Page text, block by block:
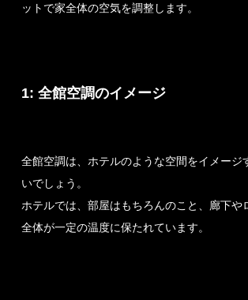
ットで家全体の空気を調整します。
1: 全館空調のイメージ
全館空調は、ホテルのような空間をイメージ
いでしょう。
ホテルでは、部屋はもちろんのこと、廊下や
全体が一定の温度に保たれています。